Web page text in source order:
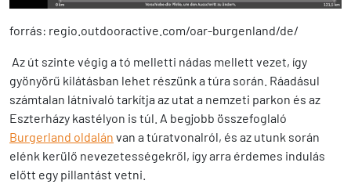
forrás: regio.outdooractive.com/oar-burgenland/de/
Az út szinte végig a tó melletti nádas mellett vezet, így
gyönyörű kilátásban lehet részünk a túra során. Ráadásul
számtalan látnivaló tarkítja az utat a nemzeti parkon és az
Eszterházy kastélyon is túl. A begjobb összefoglaló
Burgerland oldalán van a túratvonalról, és az utunk során
elénk kerülő nevezetességekről, így arra érdemes indulás
előtt egy pillantást vetni.